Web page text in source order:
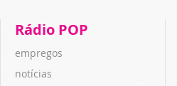
Rádio POP
empregos
notícias